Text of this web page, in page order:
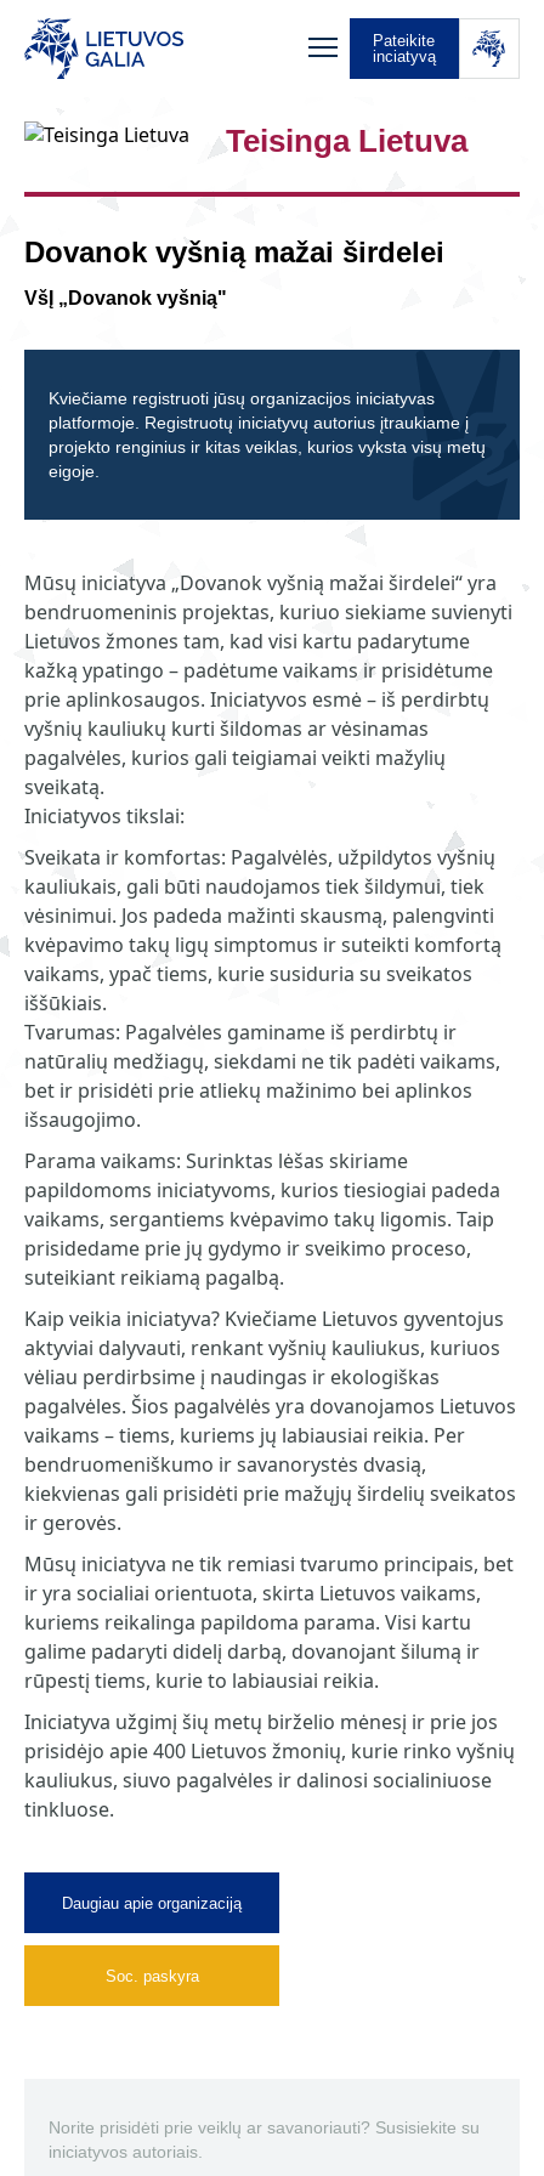
Pateikite
inciatyvą
Teisinga Lietuva
Dovanok vyšnią mažai širdelei
VšĮ „Dovanok vyšnią"
Kviečiame registruoti jūsų organizacijos iniciatyvas
platformoje. Registruotų iniciatyvų autorius įtraukiame į
projekto renginius ir kitas veiklas, kurios vyksta visų metų
eigoje.
Mūsų iniciatyva „Dovanok vyšnią mažai širdelei“ yra
bendruomeninis projektas, kuriuo siekiame suvienyti
Lietuvos žmones tam, kad visi kartu padarytume
kažką ypatingo – padėtume vaikams ir prisidėtume
prie aplinkosaugos. Iniciatyvos esmė – iš perdirbtų
vyšnių kauliukų kurti šildomas ar vėsinamas
pagalvėles, kurios gali teigiamai veikti mažylių
sveikatą.
Iniciatyvos tikslai:
Sveikata ir komfortas: Pagalvėlės, užpildytos vyšnių
kauliukais, gali būti naudojamos tiek šildymui, tiek
vėsinimui. Jos padeda mažinti skausmą, palengvinti
kvėpavimo takų ligų simptomus ir suteikti komfortą
vaikams, ypač tiems, kurie susiduria su sveikatos
iššūkiais.
Tvarumas: Pagalvėles gaminame iš perdirbtų ir
natūralių medžiagų, siekdami ne tik padėti vaikams,
bet ir prisidėti prie atliekų mažinimo bei aplinkos
išsaugojimo.
Parama vaikams: Surinktas lėšas skiriame
papildomoms iniciatyvoms, kurios tiesiogiai padeda
vaikams, sergantiems kvėpavimo takų ligomis. Taip
prisidedame prie jų gydymo ir sveikimo proceso,
suteikiant reikiamą pagalbą.
Kaip veikia iniciatyva? Kviečiame Lietuvos gyventojus
aktyviai dalyvauti, renkant vyšnių kauliukus, kuriuos
vėliau perdirbsime į naudingas ir ekologiškas
pagalvėles. Šios pagalvėlės yra dovanojamos Lietuvos
vaikams – tiems, kuriems jų labiausiai reikia. Per
bendruomeniškumo ir savanorystės dvasią,
kiekvienas gali prisidėti prie mažųjų širdelių sveikatos
ir gerovės.
Mūsų iniciatyva ne tik remiasi tvarumo principais, bet
ir yra socialiai orientuota, skirta Lietuvos vaikams,
kuriems reikalinga papildoma parama. Visi kartu
galime padaryti didelį darbą, dovanojant šilumą ir
rūpestį tiems, kurie to labiausiai reikia.
Iniciatyva užgimį šių metų birželio mėnesį ir prie jos
prisidėjo apie 400 Lietuvos žmonių, kurie rinko vyšnių
kauliukus, siuvo pagalvėles ir dalinosi socialiniuose
tinkluose.
Daugiau apie organizaciją
Soc. paskyra
Norite prisidėti prie veiklų ar savanoriauti? Susisiekite su
iniciatyvos autoriais.